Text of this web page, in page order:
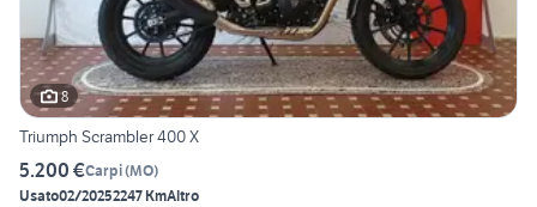
8
Triumph Scrambler 400 X
5.200 €Carpi(MO)
Usato02/20252247 KmAltro